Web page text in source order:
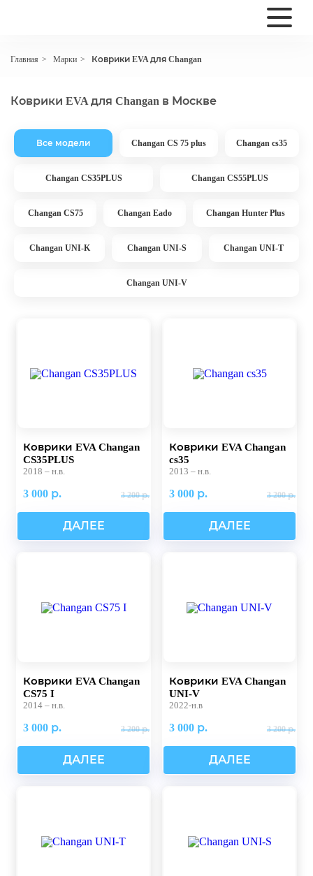
Главная > Марки > Коврики EVA для Changan
Коврики EVA для Changan в Москве
Все модели Changan CS 75 plus Changan cs35
Changan CS35PLUS Changan CS55PLUS
Changan CS75 Changan Eado Changan Hunter Plus
Changan UNI-K Changan UNI-S Changan UNI-T
Changan UNI-V
Коврики EVA Changan
CS35PLUS
2018 – н.в.
3 000 р. 3 200 р.
ДАЛЕЕ
Коврики EVA Changan
cs35
2013 – н.в.
3 000 р. 3 200 р.
ДАЛЕЕ
Коврики EVA Changan
CS75 I
2014 – н.в.
3 000 р. 3 200 р.
ДАЛЕЕ
Коврики EVA Changan
UNI-V
2022-н.в
3 000 р. 3 200 р.
ДАЛЕЕ